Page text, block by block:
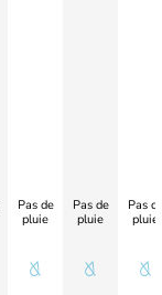
Pas de
pluie
Pas de
pluie
Pas
pluie